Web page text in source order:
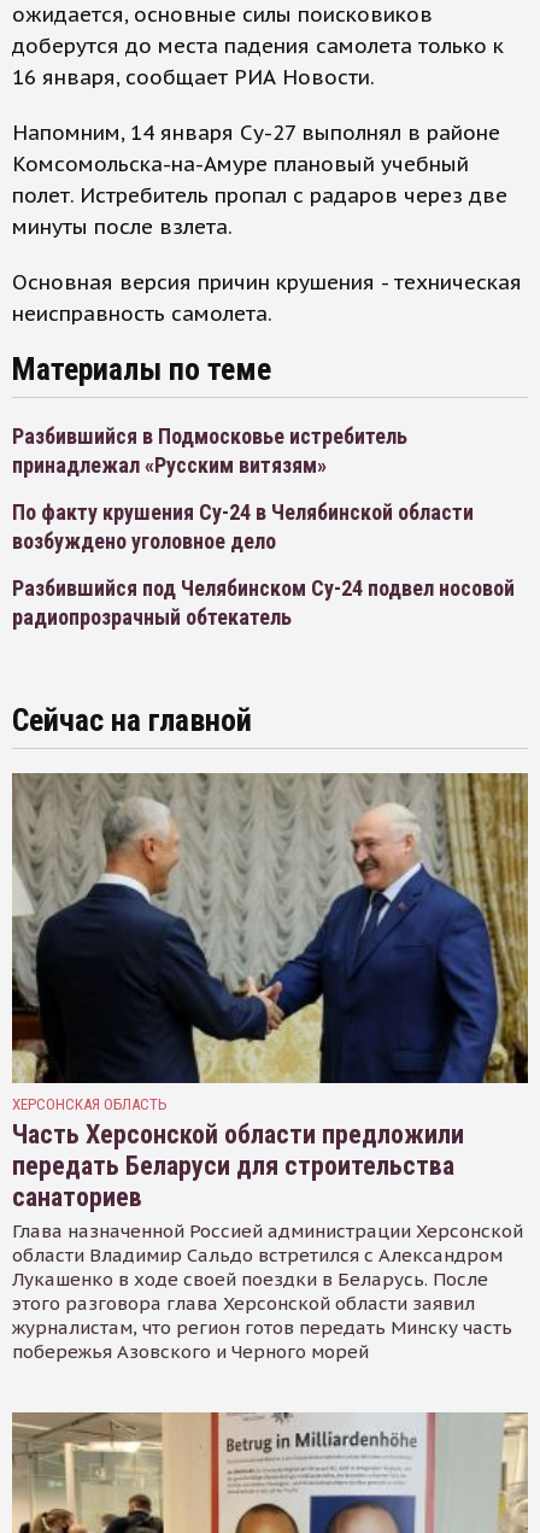
ожидается, основные силы поисковиков
доберутся до места падения самолета только к
16 января, сообщает РИА Новости.
Напомним, 14 января Су-27 выполнял в районе
Комсомольска-на-Амуре плановый учебный
полет. Истребитель пропал с радаров через две
минуты после взлета.
Основная версия причин крушения - техническая
неисправность самолета.
Материалы по теме
Разбившийся в Подмосковье истребитель
принадлежал «Русским витязям»
По факту крушения Су-24 в Челябинской области
возбуждено уголовное дело
Разбившийся под Челябинском Су-24 подвел носовой
радиопрозрачный обтекатель
Сейчас на главной
ХЕРСОНСКАЯ ОБЛАСТЬ
Часть Херсонской области предложили
передать Беларуси для строительства
санаториев
Глава назначенной Россией администрации Херсонской
области Владимир Сальдо встретился с Александром
Лукашенко в ходе своей поездки в Беларусь. После
этого разговора глава Херсонской области заявил
журналистам, что регион готов передать Минску часть
побережья Азовского и Черного морей